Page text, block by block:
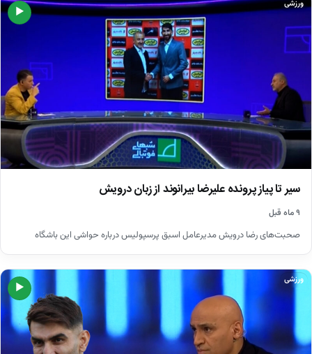
▶
ورزشی
سیر تا پیاز پرونده علیرضا بیرانوند از زبان درویش
۹ ماه قبل
صحبت‌های رضا درویش مدیرعامل اسبق پرسپولیس درباره حواشی این باشگاه
▶
ورزشی